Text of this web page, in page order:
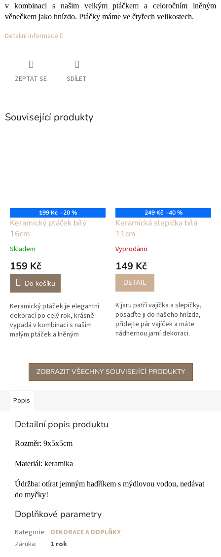
v kombinaci s našim velkým ptáčkem a celoročním lněným
věnečkem jako hnízdo. Ptáčky máme ve čtyřech velikostech.
Detailní informace
ZEPTAT SE SDÍLET
Související produkty
199 Kč –20 %
Keramický ptáček bílý
16cm
Skladem
159 Kč
Do košíku
Keramický ptáček je elegantní
dekorací po celý rok, krásně
vypadá v kombinaci s našim
malým ptáček a lněným
249 Kč –40 %
Keramická slepička bílá
11cm
Vyprodáno
149 Kč
DETAIL
K jaru patří vajíčka a slepičky,
posaďte ji do našeho hnízda,
přidejte pár vajíček a máte
nádhernou jarní dekoraci.
ZOBRAZIT VŠECHNY SOUVISEJÍCÍ PRODUKTY
Popis
Detailní popis produktu
Rozměr: 9x5x5cm
Materiál: keramika
Údržba: otírat jemným hadříkem s mýdlovou vodou, nedávat
do myčky!
Doplňkové parametry
Kategorie: DEKORACE A DOPLŇKY
Záruka: 1 rok